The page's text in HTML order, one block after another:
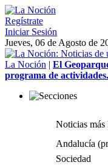
Regístrate
Iniciar Sesión
Jueves, 06 de Agosto de
La Noción | El
programa de
Noticias más
Andalucía
Sociedad